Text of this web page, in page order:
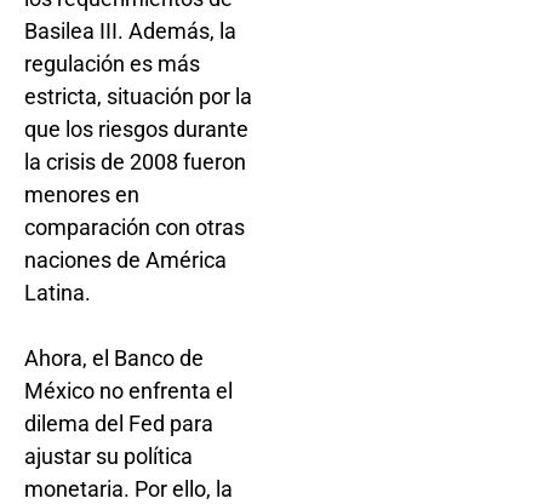
Basilea III. Además, la
regulación es más
estricta, situación por la
que los riesgos durante
la crisis de 2008 fueron
menores en
comparación con otras
naciones de América
Latina.
Ahora, el Banco de
México no enfrenta el
dilema del Fed para
ajustar su política
monetaria. Por ello, la